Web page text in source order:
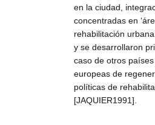
nuevos
retos
urbanos
del Grupo
de
Investigación
en
Arquitectura,
en la ciudad,
concentradas en
rehabilitación
y se desarrollaron
caso de otros
europeas de
políticas de
[JAQUIER1991].